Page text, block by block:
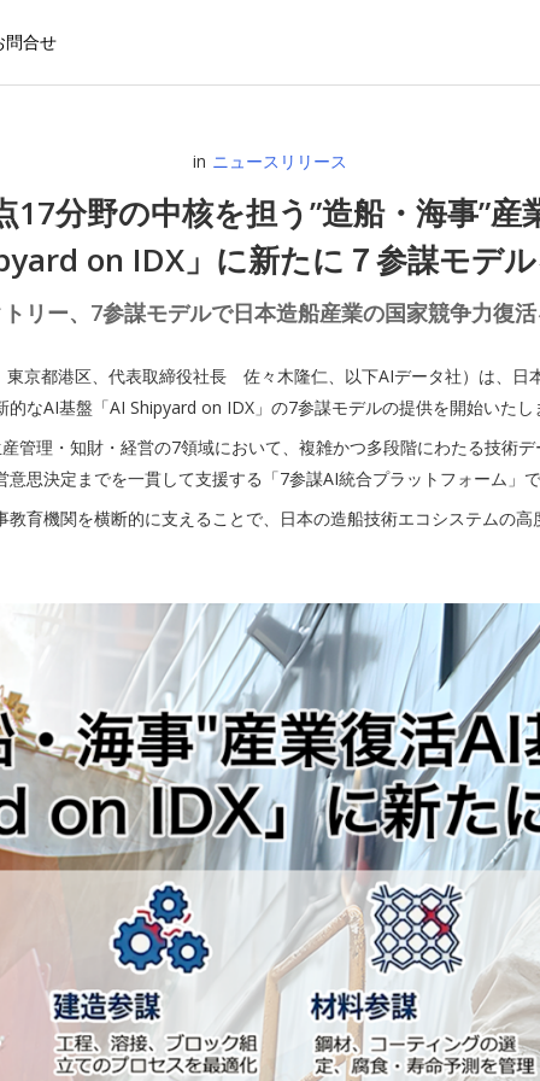
問合せ
in ニュースリリース
17分野の中核を担う”造船・海事”産
on IDX」に新たに７参謀モデ
リー、7参謀モデルで日本造船産業の国家競争力復
京都港区、代表取締役社長 佐々木隆仁、以下AIデータ社）は、
なAI基盤「AI Shipyard on IDX」の7参謀モデルの提供を開始いたし
管理・知財・経営の7領域において、複雑かつ多段階にわたる技術
思決定までを一貫して支援する「7参謀AI統合プラットフォーム」
育機関を横断的に支えることで、日本の造船技術エコシステムの